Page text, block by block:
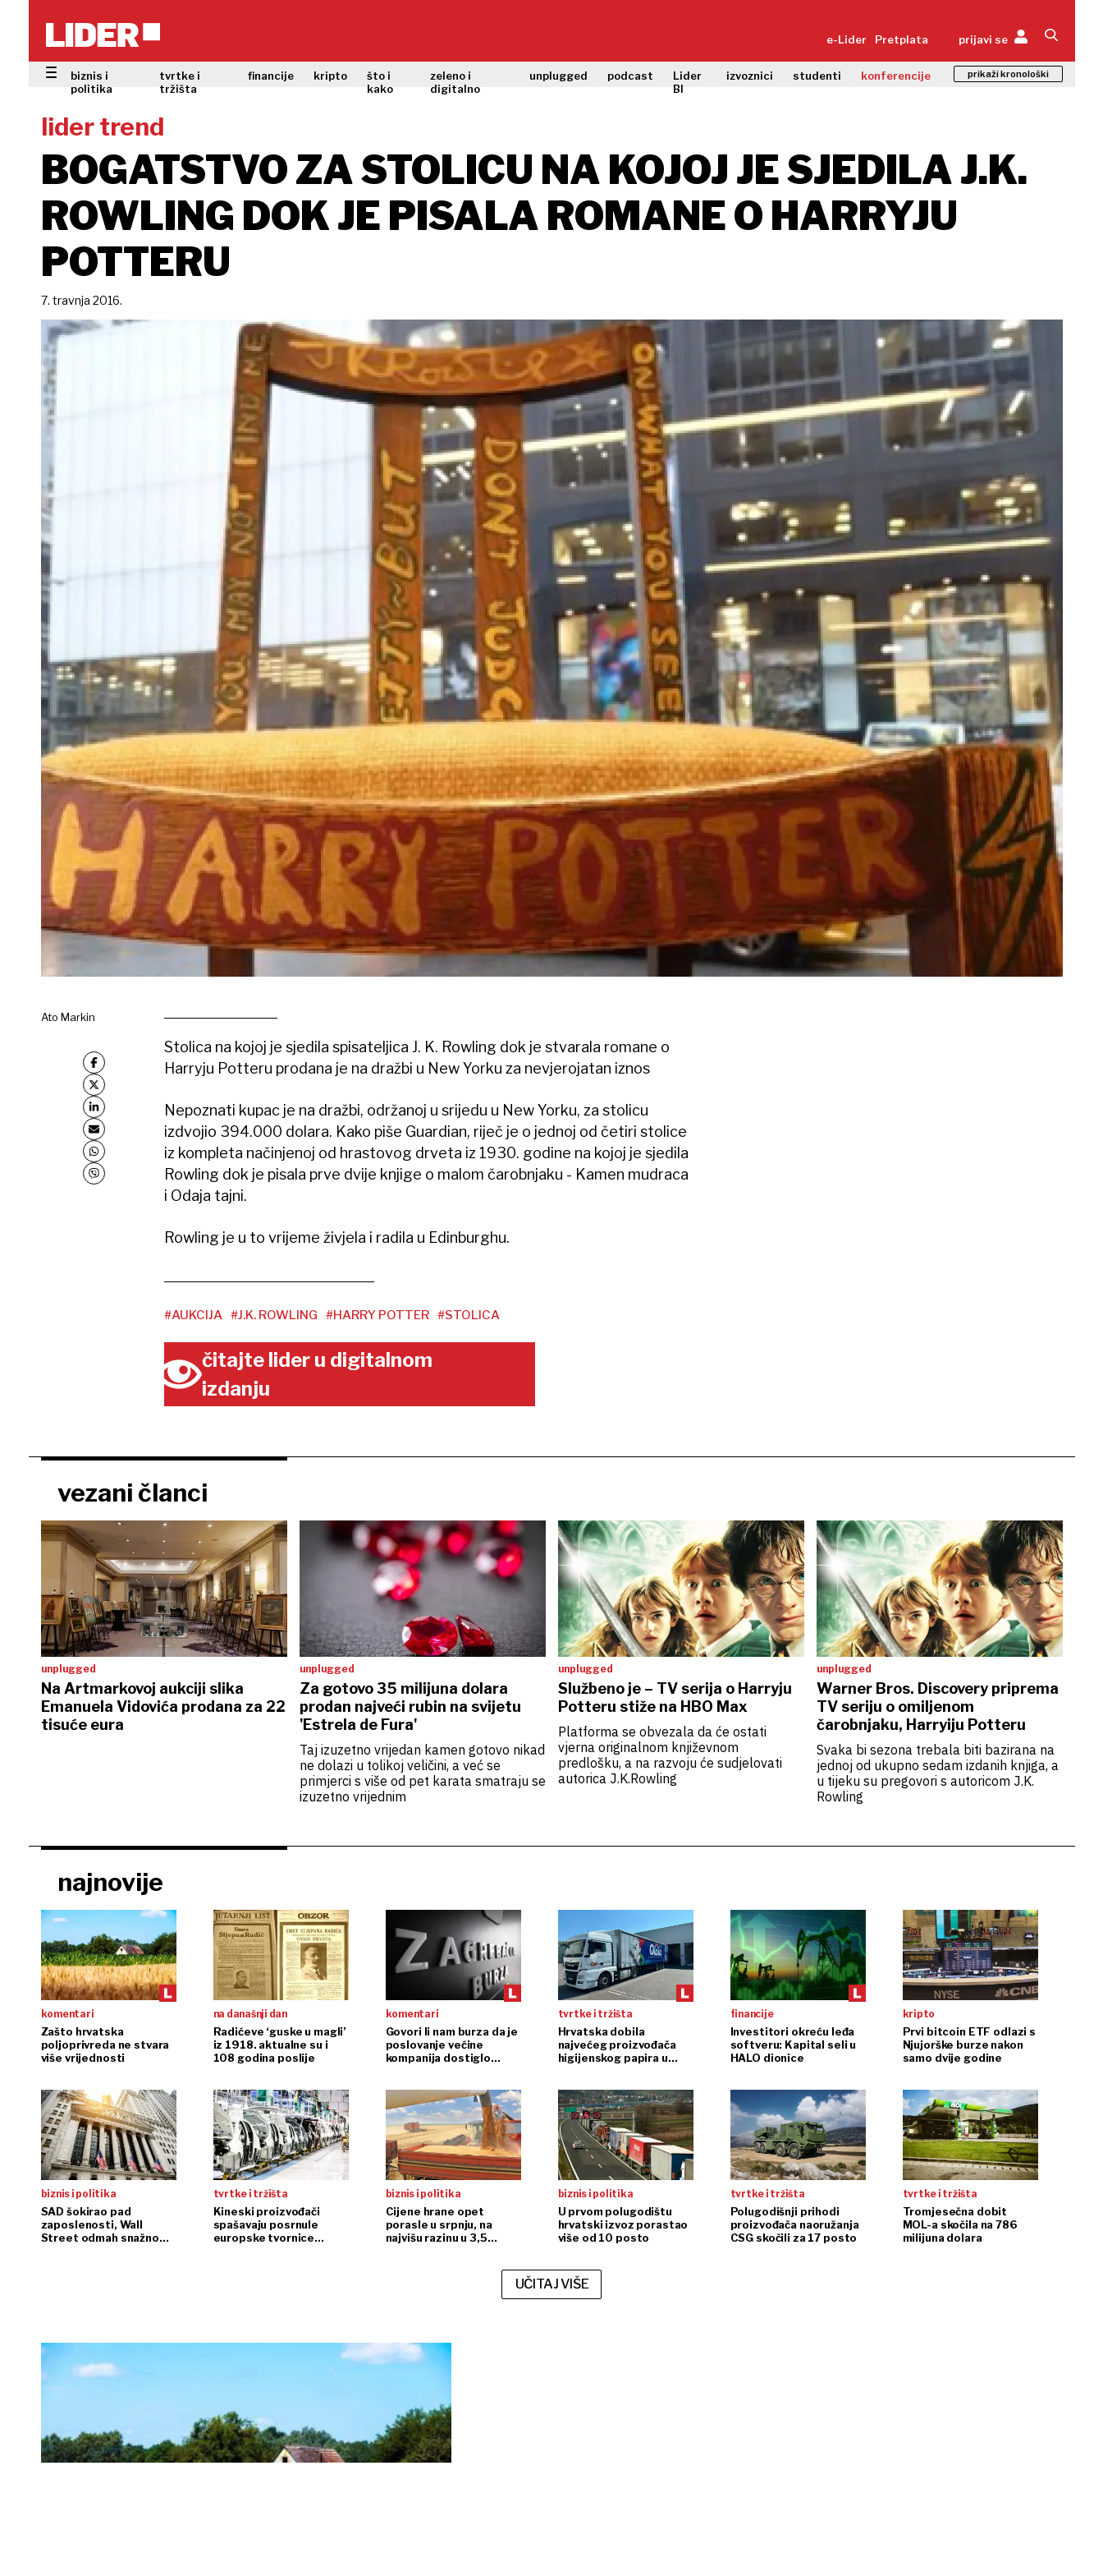
e-Lider Pretplata prijavi se
biznis i
politika
tvrtke i
tržišta
financije kripto
što i
kako
zeleno i
digitalno
unplugged podcast
Lider
BI
izvoznici studenti konferencije prikaži kronološki
lider trend
BOGATSTVO ZA STOLICU NA KOJOJ JE SJEDILA J.K.
ROWLING DOK JE PISALA ROMANE O HARRYJU
POTTERU
7. travnja 2016.
Ato Markin
Stolica na kojoj je sjedila spisateljica J. K. Rowling dok je stvarala romane o
Harryju Potteru prodana je na dražbi u New Yorku za nevjerojatan iznos
Nepoznati kupac je na dražbi, održanoj u srijedu u New Yorku, za stolicu
izdvojio 394.000 dolara. Kako piše Guardian, riječ je o jednoj od četiri stolice
iz kompleta načinjenoj od hrastovog drveta iz 1930. godine na kojoj je sjedila
Rowling dok je pisala prve dvije knjige o malom čarobnjaku - Kamen mudraca
i Odaja tajni.
Rowling je u to vrijeme živjela i radila u Edinburghu.
#AUKCIJA #J.K. ROWLING #HARRY POTTER #STOLICA
čitajte lider u digitalnom
izdanju
vezani članci
unplugged
Na Artmarkovoj aukciji slika
Emanuela Vidovića prodana za 22
tisuće eura
unplugged
Za gotovo 35 milijuna dolara
prodan najveći rubin na svijetu
'Estrela de Fura'
Taj izuzetno vrijedan kamen gotovo nikad
ne dolazi u tolikoj veličini, a već se
primjerci s više od pet karata smatraju se
izuzetno vrijednim
unplugged
Službeno je – TV serija o Harryju
Potteru stiže na HBO Max
Platforma se obvezala da će ostati
vjerna originalnom književnom
predlošku, a na razvoju će sudjelovati
autorica J.K.Rowling
unplugged
Warner Bros. Discovery priprema
TV seriju o omiljenom
čarobnjaku, Harryiju Potteru
Svaka bi sezona trebala biti bazirana na
jednoj od ukupno sedam izdanih knjiga, a
u tijeku su pregovori s autoricom J.K.
Rowling
najnovije
komentari
Zašto hrvatska
poljoprivreda ne stvara
više vrijednosti
na današnji dan
Radićeve ‘guske u magli’
iz 1918. aktualne su i
108 godina poslije
komentari
Govori li nam burza da je
poslovanje većine
kompanija dostiglo
tvrtke i tržišta
Hrvatska dobila
najvećeg proizvođača
higijenskog papira u
financije
Investitori okreću leđa
softveru: Kapital seli u
HALO dionice
kripto
Prvi bitcoin ETF odlazi s
Njujorške burze nakon
samo dvije godine
biznis i politika
SAD šokirao pad
zaposlenosti, Wall
Street odmah snažno
tvrtke i tržišta
Kineski proizvođači
spašavaju posrnule
europske tvornice
biznis i politika
Cijene hrane opet
porasle u srpnju, na
najvišu razinu u 3,5
biznis i politika
U prvom polugodištu
hrvatski izvoz porastao
više od 10 posto
tvrtke i tržišta
Polugodišnji prihodi
proizvođača naoružanja
CSG skočili za 17 posto
tvrtke i tržišta
Tromjesečna dobit
MOL-a skočila na 786
milijuna dolara
UČITAJ VIŠE